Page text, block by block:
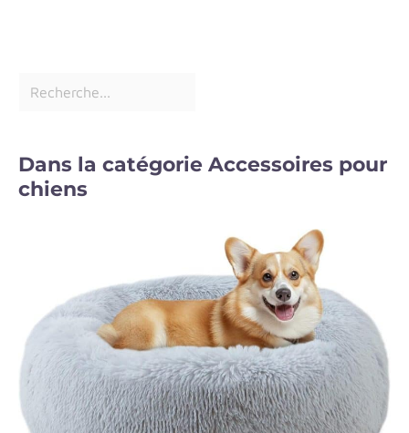
Dans la catégorie Accessoires pour
chiens